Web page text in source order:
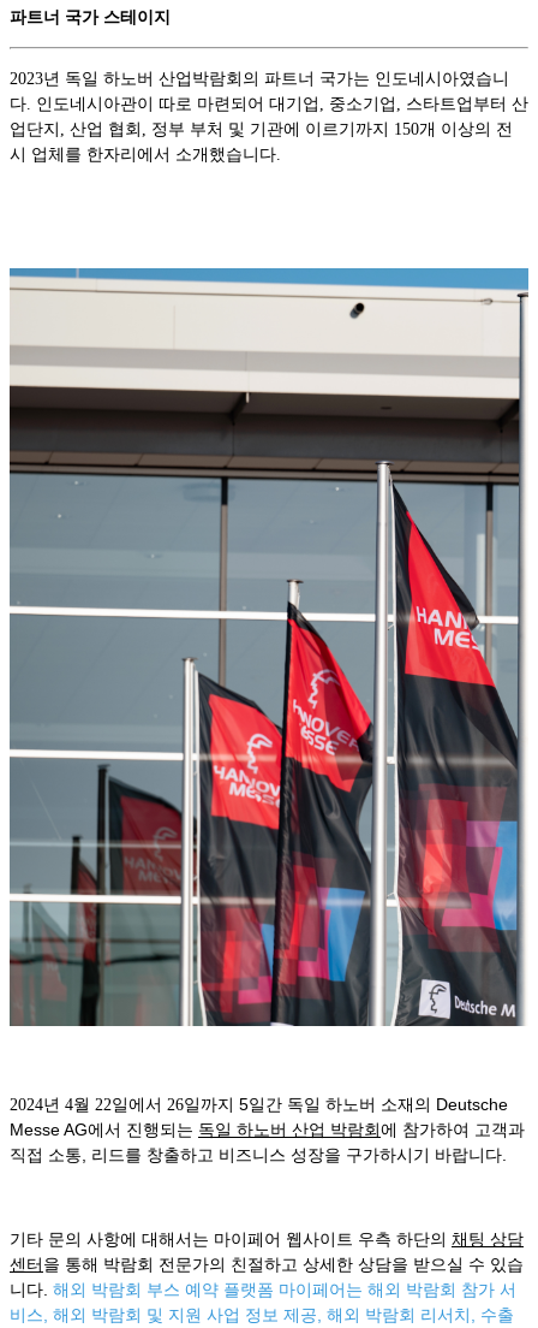
파트너 국가 스테이지
2023년 독일 하노버 산업박람회의 파트너 국가는 인도네시아였습니
다. 인도네시아관이 따로 마련되어 대기업, 중소기업, 스타트업부터 산
업단지, 산업 협회, 정부 부처 및 기관에 이르기까지 150개 이상의 전
시 업체를 한자리에서 소개했습니다.
2024년 4월 22일에서 26일까지 5일간 독일 하노버 소재의 Deutsche
Messe AG에서 진행되는 독일 하노버 산업 박람회에 참가하여 고객과
직접 소통, 리드를 창출하고 비즈니스 성장을 구가하시기 바랍니다.
기타 문의 사항에 대해서는 마이페어 웹사이트 우측 하단의 채팅 상담
센터을 통해 박람회 전문가의 친절하고 상세한 상담을 받으실 수 있습
니다. 해외 박람회 부스 예약 플랫폼 마이페어는 해외 박람회 참가 서
비스, 해외 박람회 및 지원 사업 정보 제공, 해외 박람회 리서치, 수출